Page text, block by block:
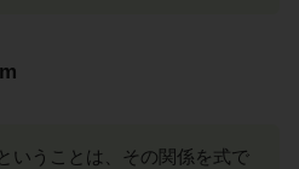
m
いうことは、その関係を式で